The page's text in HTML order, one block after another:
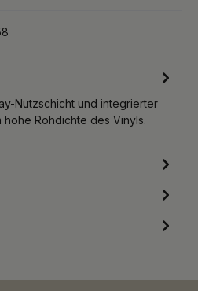
Nutzschicht und integrierter
hohe Rohdichte des Vinyls.